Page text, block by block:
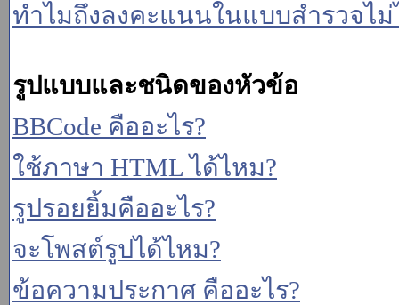
ทำไมถึงลงคะแนนในแบบสำรวจไม่
รูปแบบและชนิดของหัวข้อ
BBCode คืออะไร?
ใช้ภาษา HTML ได้ไหม?
รูปรอยยิ้มคืออะไร?
จะโพสต์รูปได้ไหม?
ข้อความประกาศ คืออะไร?